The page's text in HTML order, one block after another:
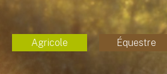
Agricole Équestre